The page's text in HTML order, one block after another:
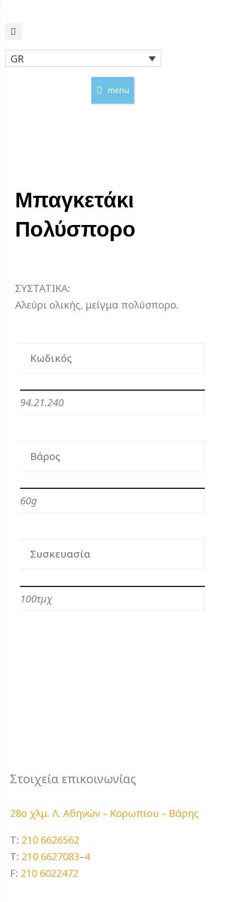
GR
menu
Μπαγκετάκι
Πολύσπορο
ΣΥΣΤΑΤΙΚΑ:
Αλεύρι ολικής, μείγμα πολύσπορο.
Κωδικός
94.21.240
Βάρος
60g
Συσκευασία
100τμχ
Στοιχεία επικοινωνίας
28ο χλμ. Λ. Αθηνών – Κορωπίου – Βάρης
T: 210 6626562
T: 210 6627083–4
F: 210 6022472